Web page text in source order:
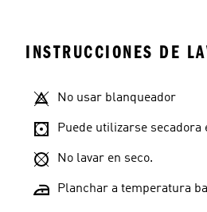
INSTRUCCIONES DE
No usar blanqueador
Puede utilizarse secadora
No lavar en seco.
Planchar a temperatura